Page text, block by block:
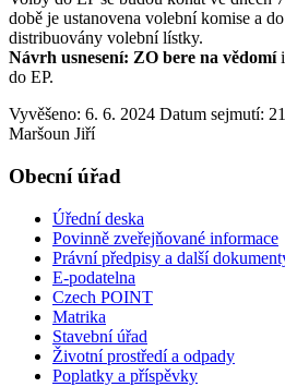
době je ustanovena volební komise a
distribuovány volební lístky.
Návrh usnesení: ZO bere na vědomí
do EP.
Vyvěšeno: 6. 6. 2024 Datum sejmutí:
Maršoun Jiří
Obecní úřad
Úřední deska
Povinně zveřejňované informace
Právní předpisy a další
E-podatelna
Czech POINT
Matrika
Stavební úřad
Životní prostředí a odpady
Poplatky a příspěvky